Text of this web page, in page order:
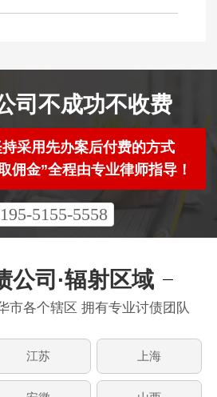
司不成功不收费
采用先办案后付费的方式
佣金”全程由专业律师指导！
195-5155-5558
公司·辐射区域
市各个辖区 拥有专业讨债团队
江苏 上海